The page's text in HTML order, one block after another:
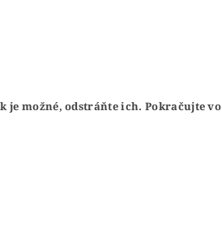
je možné, odstráňte ich. Pokračujte vo